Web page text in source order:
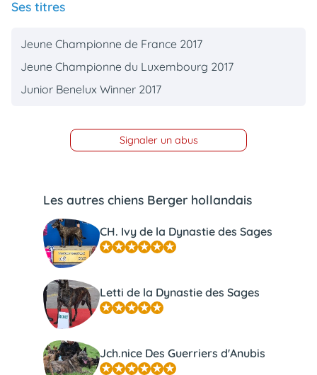
Ses titres
Jeune Championne de France 2017
Jeune Championne du Luxembourg 2017
Junior Benelux Winner 2017
Signaler un abus
Les autres chiens Berger hollandais
CH. Ivy de la Dynastie des Sages
Letti de la Dynastie des Sages
Jch.nice Des Guerriers d'Anubis